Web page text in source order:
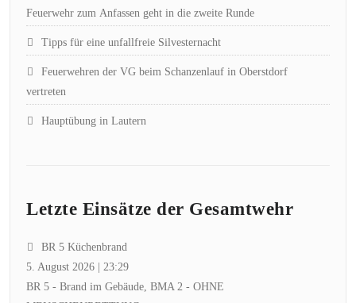
Feuerwehr zum Anfassen geht in die zweite Runde
Tipps für eine unfallfreie Silvesternacht
Feuerwehren der VG beim Schanzenlauf in Oberstdorf
vertreten
Hauptübung in Lautern
Letzte Einsätze der Gesamtwehr
BR 5 Küchenbrand
5. August 2026
23:29
BR 5 - Brand im Gebäude, BMA 2 - OHNE